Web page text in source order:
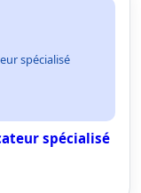
spécialisé
spécialisé